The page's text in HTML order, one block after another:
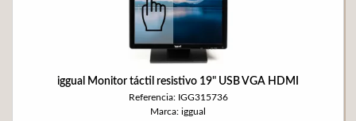
iggual Monitor táctil resistivo 19" USB VGA HDMI
Referencia: IGG315736
Marca: iggual